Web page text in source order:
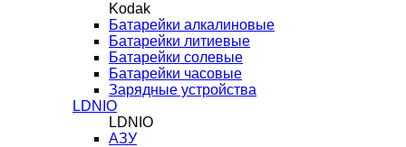
Kodak
Батарейки алкалиновые
Батарейки литиевые
Батарейки солевые
Батарейки часовые
Зарядные устройства
LDNIO
LDNIO
АЗУ